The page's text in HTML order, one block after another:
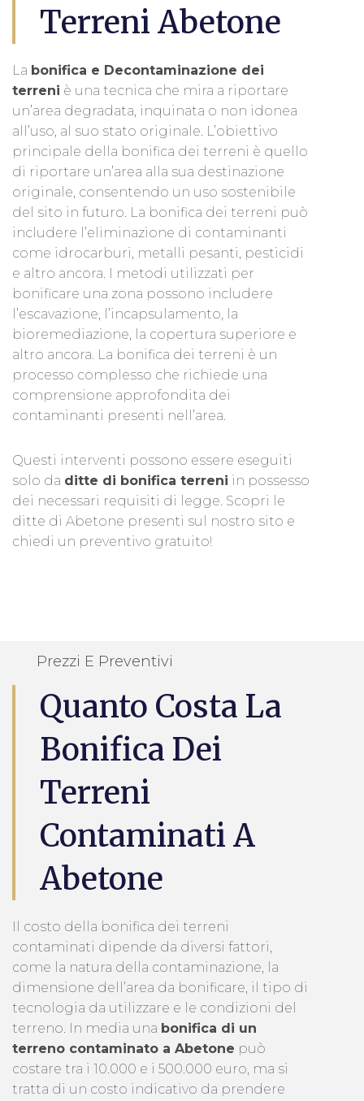
Terreni Abetone
La bonifica e Decontaminazione dei
terreni è una tecnica che mira a riportare
un’area degradata, inquinata o non idonea
all’uso, al suo stato originale. L’obiettivo
principale della bonifica dei terreni è quello
di riportare un’area alla sua destinazione
originale, consentendo un uso sostenibile
del sito in futuro. La bonifica dei terreni può
includere l’eliminazione di contaminanti
come idrocarburi, metalli pesanti, pesticidi
e altro ancora. I metodi utilizzati per
bonificare una zona possono includere
l’escavazione, l’incapsulamento, la
bioremediazione, la copertura superiore e
altro ancora. La bonifica dei terreni è un
processo complesso che richiede una
comprensione approfondita dei
contaminanti presenti nell’area.
Questi interventi possono essere eseguiti
solo da ditte di bonifica terreni in possesso
dei necessari requisiti di legge. Scopri le
ditte di Abetone presenti sul nostro sito e
chiedi un preventivo gratuito!
Prezzi E Preventivi
Quanto Costa La
Bonifica Dei
Terreni
Contaminati A
Abetone
Il costo della bonifica dei terreni
contaminati dipende da diversi fattori,
come la natura della contaminazione, la
dimensione dell’area da bonificare, il tipo di
tecnologia da utilizzare e le condizioni del
terreno. In media una bonifica di un
terreno contaminato a Abetone può
costare tra i 10.000 e i 500.000 euro, ma si
tratta di un costo indicativo da prendere